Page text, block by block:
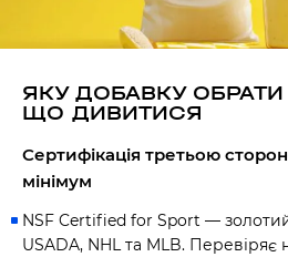
ЯКУ ДОБАВКУ
ЩО ДИВИТИСЯ
Сертифікація третьою
мінімум
NSF Certified for Sport —
USADA, NHL та MLB. Перевіряє